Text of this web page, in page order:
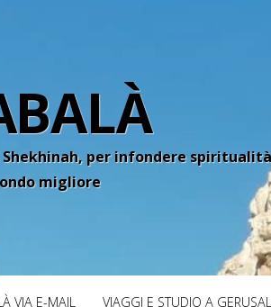
per infondere
migliore
VIA E-MAIL VIAGGI E STUDIO A